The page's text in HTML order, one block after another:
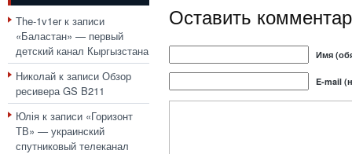
The-1v1erк записи
«Баластан» — первый
детский канал Кыргызстана
Николай к записи Обзор
ресивера GS B211
Юлія к записи «Горизонт
ТВ» — украинский
спутниковый телеканал
Оставить
Имя
E-mail